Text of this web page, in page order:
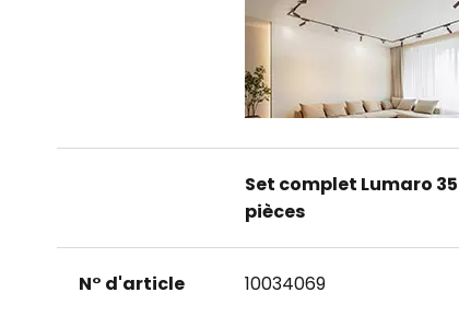
Set complet Lumaro 35
pièces
N° d'article 10034069